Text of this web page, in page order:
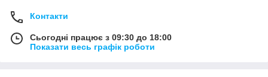
Контакти
Сьогодні працює з 09:30 до 18:00
Показати весь графік роботи